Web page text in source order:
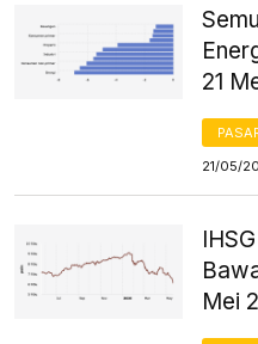
21
21/05/
Mei